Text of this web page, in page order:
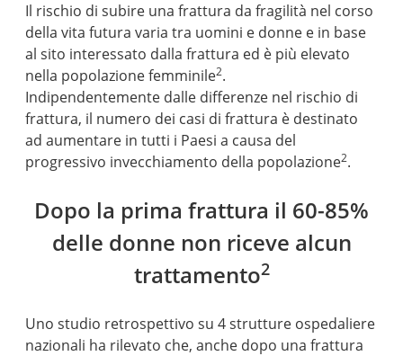
Il rischio di subire una frattura da fragilità nel corso
della vita futura varia tra uomini e donne e in base
al sito interessato dalla frattura ed è più elevato
nella popolazione femminile2.
Indipendentemente dalle differenze nel rischio di
frattura, il numero dei casi di frattura è destinato
ad aumentare in tutti i Paesi a causa del
progressivo invecchiamento della popolazione2.
Dopo la prima frattura il 60-85%
delle donne non riceve alcun
trattamento2
Uno studio retrospettivo su 4 strutture ospedaliere
nazionali ha rilevato che, anche dopo una frattura